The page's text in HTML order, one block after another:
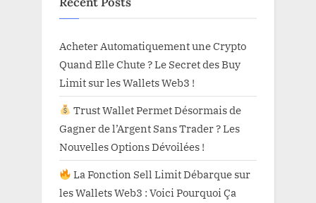
Acheter Automatiquement une Crypto
Quand Elle Chute ? Le Secret des Buy
Limit sur les Wallets Web3 !
Trust Wallet Permet Désormais de
Gagner de l’Argent Sans Trader ? Les
Nouvelles Options Dévoilées !
La Fonction Sell Limit Débarque sur
les Wallets Web3 : Voici Pourquoi Ça